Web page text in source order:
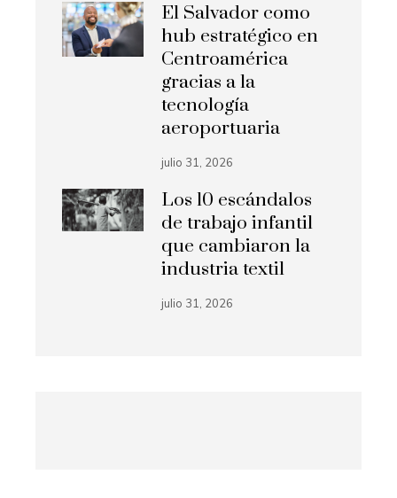
El Salvador como
hub estratégico en
Centroamérica
gracias a la
tecnología
aeroportuaria
julio 31, 2026
Los 10 escándalos
de trabajo infantil
que cambiaron la
industria textil
julio 31, 2026